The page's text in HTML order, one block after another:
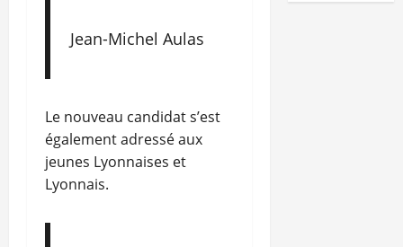
Jean-Michel Aulas
Le nouveau candidat s’est
également adressé aux
jeunes Lyonnaises et
Lyonnais.